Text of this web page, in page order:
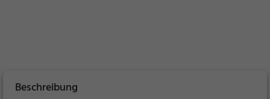
Beschreibung